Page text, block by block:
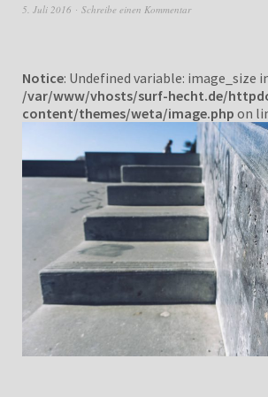
5. Juli 2016 Schreibe einen Kommentar
Notice: Undefined variable: image_size
/var/www/vhosts/surf-hecht.de/
content/themes/weta/image.php on